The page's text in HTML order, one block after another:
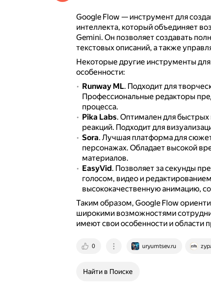
Google Flow — инструмент для
интеллекта, который объединяет
Gemini. Он позволяет создавать
текстовых описаний, а также
Некоторые другие инструменты для
особенности:
Runway ML. Подходит для
Профессиональные редакторы
процесса.
Pika Labs. Оптимален для быстрых
реакций. Подходит для
Sora. Лучшая платформа для
персонажах. Обладает высокой
материалов.
EasyVid. Позволяет за секунды
голосом, видео и
высококачественную анимацию,
Таким образом, Google Flow
широкими возможностями
имеют свои особенности и области
0 uryumtsev.ru
Найти в Поиске